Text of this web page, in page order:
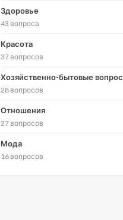
Здоровье
43 вопроса
Красота
37 вопросов
Хозяйственно-бытовые
28 вопросов
Отношения
27 вопросов
Мода
16 вопросов